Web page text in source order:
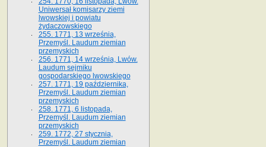
Uniwersał komisarzy ziemi
lwowskiej i powiatu
żydaczowskiego
255. 1771, 13 września,
Przemyśl. Laudum ziemian
przemyskich
256. 1771, 14 września, Lwów.
Laudum sejmiku
gospodarskiego lwowskiego
257. 1771, 19 października,
Przemyśl. Laudum ziemian
przemyskich
258. 1771, 6 listopada,
Przemyśl. Laudum ziemian
przemyskich
259. 1772, 27 stycznia,
Przemyśl. Laudum ziemian